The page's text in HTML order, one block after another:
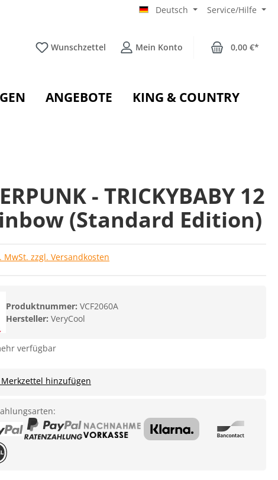
Deutsch Service/Hilfe
Wunschzettel Mein Konto 0,00 €*
ANGEBOTE KING & COUNTRY
- TRICKYBABY 12
(Standard Edition)
MwSt. zzgl. Versandkosten
Produktnummer: VCF2060A
Hersteller: VeryCool
verfügbar
hinzufügen